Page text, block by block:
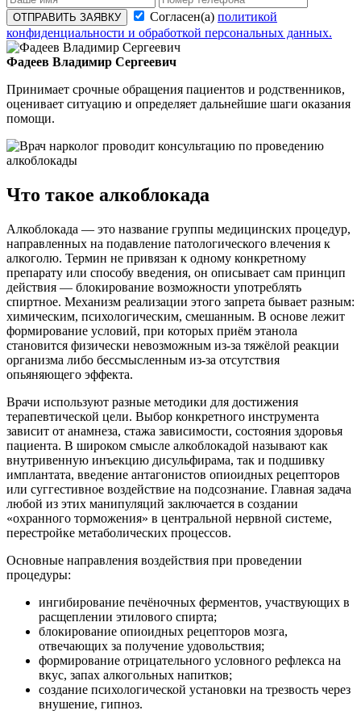
ОТПРАВИТЬ ЗАЯВКУ Согласен(а) политикой
конфиденциальности и обработкой персональных данных.
Фадеев Владимир Сергеевич
Принимает срочные обращения пациентов и родственников,
оценивает ситуацию и определяет дальнейшие шаги оказания
помощи.
Что такое алкоблокада
Алкоблокада — это название группы медицинских процедур,
направленных на подавление патологического влечения к
алкоголю. Термин не привязан к одному конкретному
препарату или способу введения, он описывает сам принцип
действия — блокирование возможности употреблять
спиртное. Механизм реализации этого запрета бывает разным:
химическим, психологическим, смешанным. В основе лежит
формирование условий, при которых приём этанола
становится физически невозможным из-за тяжёлой реакции
организма либо бессмысленным из-за отсутствия
опьяняющего эффекта.
Врачи используют разные методики для достижения
терапевтической цели. Выбор конкретного инструмента
зависит от анамнеза, стажа зависимости, состояния здоровья
пациента. В широком смысле алкоблокадой называют как
внутривенную инъекцию дисульфирама, так и подшивку
имплантата, введение антагонистов опиоидных рецепторов
или суггестивное воздействие на подсознание. Главная задача
любой из этих манипуляций заключается в создании
«охранного торможения» в центральной нервной системе,
перестройке метаболических процессов.
Основные направления воздействия при проведении
процедуры:
ингибирование печёночных ферментов, участвующих в
расщеплении этилового спирта;
блокирование опиоидных рецепторов мозга,
отвечающих за получение удовольствия;
формирование отрицательного условного рефлекса на
вкус, запах алкогольных напитков;
создание психологической установки на трезвость через
внушение, гипноз.